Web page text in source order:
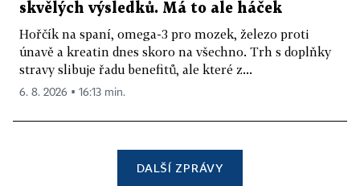
skvělých výsledků. Má to ale háček
Hořčík na spaní, omega-3 pro mozek, železo proti
únavě a kreatin dnes skoro na všechno. Trh s doplňky
stravy slibuje řadu benefitů, ale které z...
6. 8. 2026 ▪ 16:13 min.
DALŠÍ ZPRÁVY